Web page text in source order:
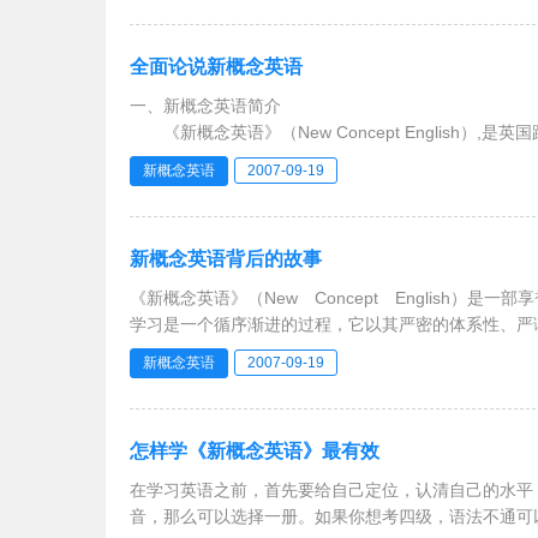
全面论说新概念英语
一、新概念英语简介
《新概念英语》（New Concept English）,是英国
习者编写的一套英语课本。全套共四册：第一册《英
新概念英语 2007-09-19
新概念英语背后的故事
《新概念英语》（New Concept English）是一部享
学习是一个循序渐进的过程，它以其严密的体系性、
新概念英语 2007-09-19
怎样学《新概念英语》最有效
在学习英语之前，首先要给自己定位，认清自己的水
音，那么可以选择一册。如果你想考四级，语法不通